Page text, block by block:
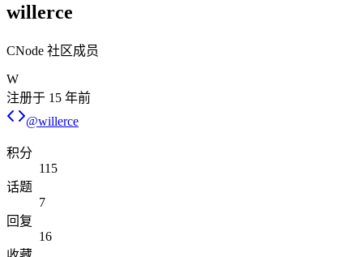
willerce
CNode 社区成员
W
注册于 15 年前
@willerce
积分
115
话题
7
回复
16